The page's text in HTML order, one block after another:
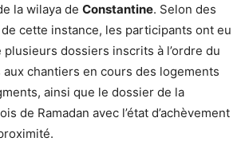
la wilaya de Constantine. Selon des
cette instance, les participants ont eu
plusieurs dossiers inscrits à l’ordre du
chantiers en cours des logements
ainsi que le dossier de la
de Ramadan avec l’état d’achèvement